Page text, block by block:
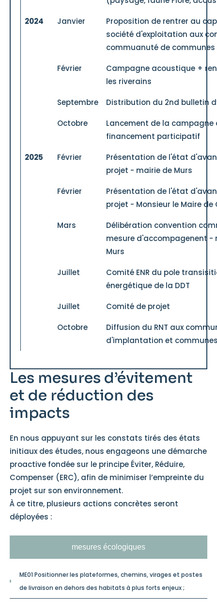
2024 Janvier
Proposition de rentrer au
société d'exploitation aux
commuanuté de communes
Février
Campagne acoustique +
les riverains
Septembre Distribution du 2nd bulletin
Octobre
Lancement de la campagne
financement participatif
2025 Février
Présentation de l'état
projet - mairie de Murs
Février
Présentation de l'état
projet - Monsieur le Maire de
Mars
Délibération convention
mesure d'accompagenent -
Murs
Juillet
Comité ENR du pole
énergétique de la DDT
Juillet Comité de projet
Octobre
Diffusion du RNT aux
d'implantation et
Les mesures d’évitement
et de réduction des
impacts
En nous appuyant sur les constats tirés des états
initiaux des études, nous engageons une démarche
proactive fondée sur le principe Éviter, Réduire,
Compenser (ERC), afin de minimiser l’empreinte du
projet sur son environnement.
À ce titre, plusieurs actions concrètes seront
déployées :
mesures écologiques
ME01 Positionner les plateformes, chemins, virages et postes
de livraison en dehors des habitats à plus forts enjeux ;